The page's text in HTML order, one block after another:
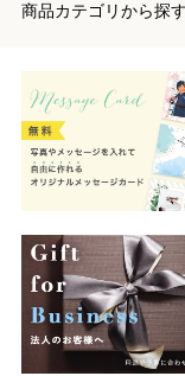
商品カテゴリから探す